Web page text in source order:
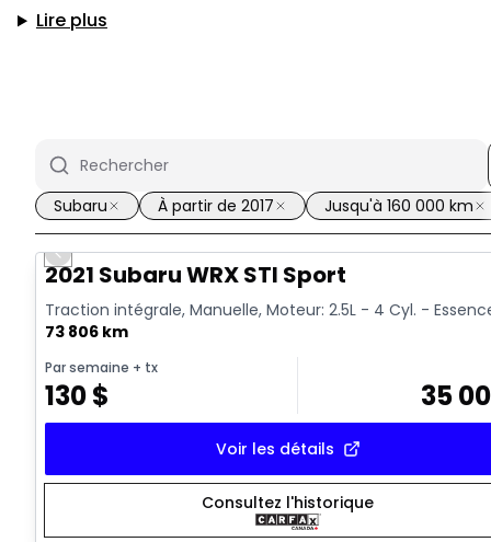
Lire plus
Subaru À partir de 2017 Jusqu'à 160 000 km
Vidéo disponible
Previous slide
2021 Subaru WRX STI Sport
Traction intégrale, Manuelle, Moteur: 2.5L - 4 Cyl. -
73 806 km
Par semaine + tx
130$ 35
Voir les détails
Consultez l'historique